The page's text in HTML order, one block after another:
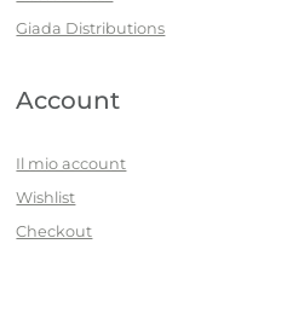
Giada Distributions
Account
Il mio account
Wishlist
Checkout